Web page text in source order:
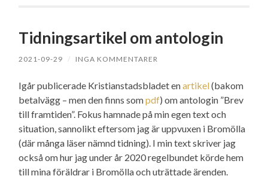
Tidningsartikel om antologin
2021-09-29 / INGA KOMMENTARER
Igår publicerade Kristianstadsbladet enartikel(bakom
betalvägg – men den finns sompdf) om antologin ”Brev
till framtiden”. Fokus hamnade på min egen text och
situation, sannolikt eftersom jag är uppvuxen i Bromölla
(där många läser nämnd tidning). I min text skriver jag
också om hur jag under år 2020 regelbundet körde hem
till mina föräldrar i Bromölla och uträttade ärenden.